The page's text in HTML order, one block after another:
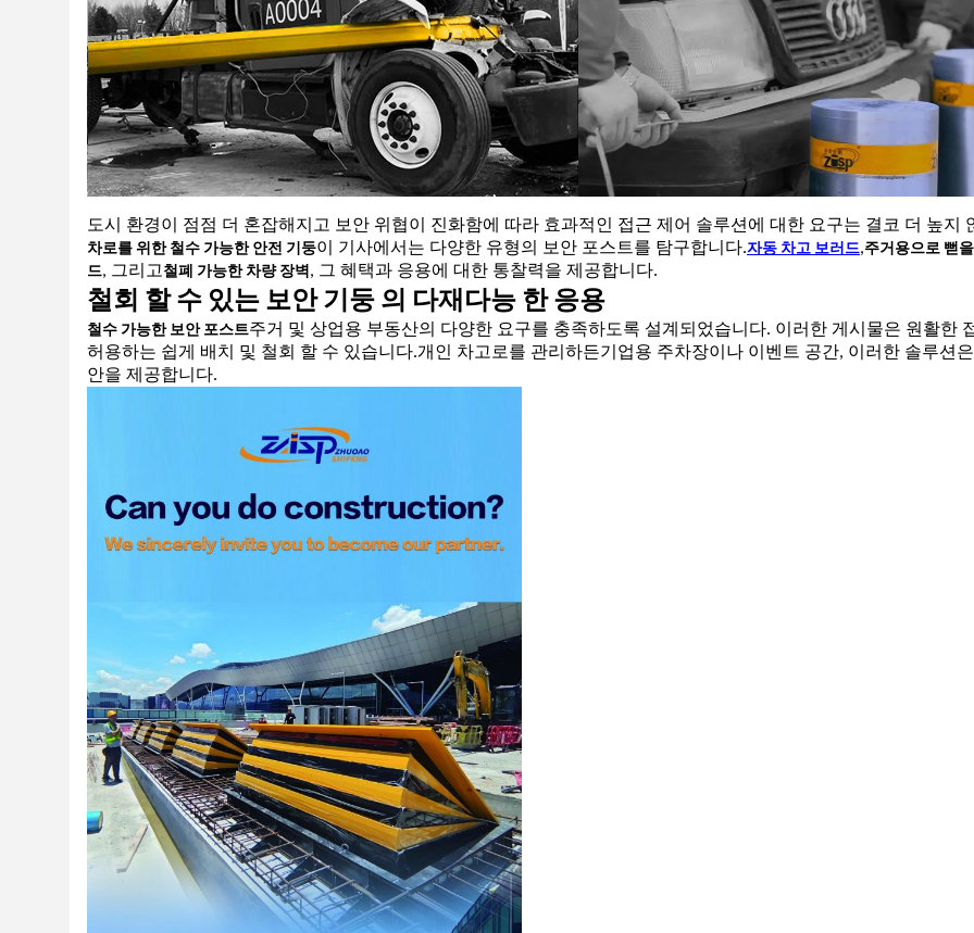
도시 환경이 점점 더 혼잡해지고 보안 위협이 진화함에 따라 효과적인 접근 제어 솔루션에 대한 요구는 결코 더 높지
차로를 위한 철수 가능한 안전 기둥이 기사에서는 다양한 유형의 보안 포스트를 탐구합니다.자동 차고 보러드,주거용으로 뻗
드, 그리고철폐 가능한 차량 장벽 , 그 혜택과 응용에 대한 통찰력을 제공합니다.
철회 할 수 있는 보안 기둥 의 다재다능 한 응용
철수 가능한 보안 포스트주거 및 상업용 부동산의 다양한 요구를 충족하도록 설계되었습니다. 이러한 게시물은 원활한
허용하는 쉽게 배치 및 철회 할 수 있습니다.개인 차고로를 관리하든기업용 주차장이나 이벤트 공간, 이러한 솔루션
안을 제공합니다.